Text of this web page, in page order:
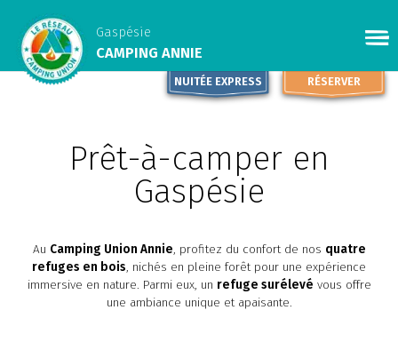
Gaspésie
CAMPING ANNIE
RÉSERVER
NUITÉE EXPRESS
Prêt-à-camper en
Gaspésie
Au Camping Union Annie, profitez du confort de nos quatre
refuges en bois, nichés en pleine forêt pour une expérience
immersive en nature. Parmi eux, un refuge surélevé vous offre
une ambiance unique et apaisante.